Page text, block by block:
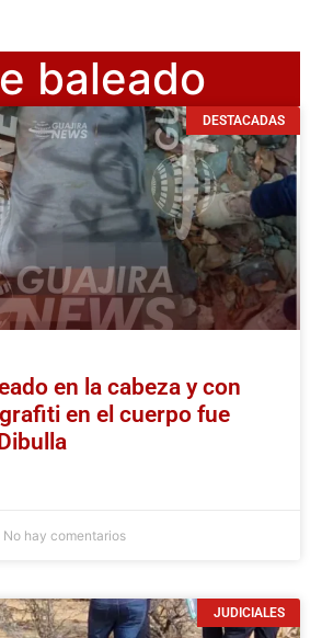
baleado
DESTACADAS
en la cabeza y con
en el cuerpo fue
No hay comentarios
JUDICIALES